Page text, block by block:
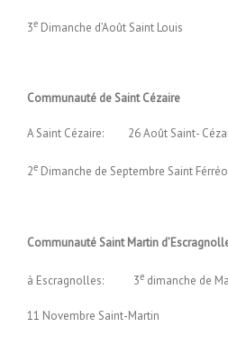
3e Dimanche d’Août Saint Louis
Communauté de Saint Cézaire
A Saint Cézaire: 26 Août Saint-
2e Dimanche de Septembre Saint
Communauté Saint Martin
à Escragnolles: 3e dimanche de
11 Novembre Saint-Martin